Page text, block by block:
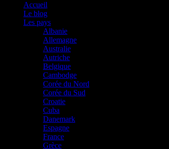
Accueil
Le blog
Les pays
Albanie
Allemagne
Australie
Autriche
Belgique
Cambodge
Corée du Nord
Corée du Sud
Croatie
Cuba
Danemark
Espagne
France
Grèce